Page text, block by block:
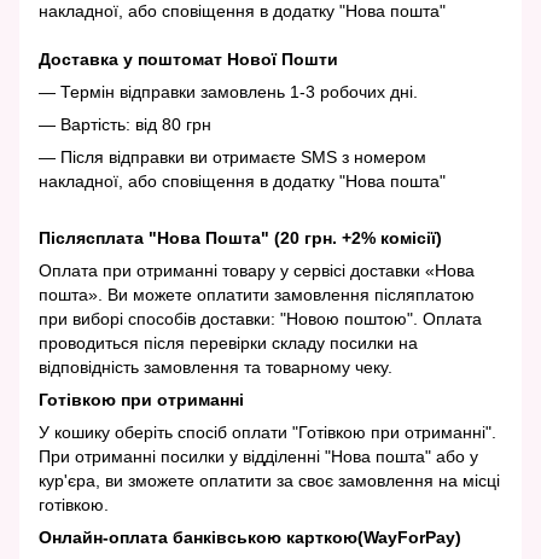
накладної, або сповіщення в додатку "Нова пошта"
Доставка у поштомат Нової Пошти
— Термін відправки замовлень 1-3 робочих дні.
— Вартість: від 80 грн
— Після відправки ви отримаєте SMS з номером
накладної, або сповіщення в додатку "Нова пошта"
Післясплата "Нова Пошта" (20 грн. +2% комісії)
Оплата при отриманні товару у сервісі доставки «Нова
пошта». Ви можете оплатити замовлення післяплатою
при виборі способів доставки: "Новою поштою". Оплата
проводиться після перевірки складу посилки на
відповідність замовлення та товарному чеку.
Готівкою при отриманні
У кошику оберіть спосіб оплати "Готівкою при отриманні".
При отриманні посилки у відділенні "Нова пошта" або у
кур'єра, ви зможете оплатити за своє замовлення на місці
готівкою.
Онлайн-оплата банківською карткою(WayForPay)